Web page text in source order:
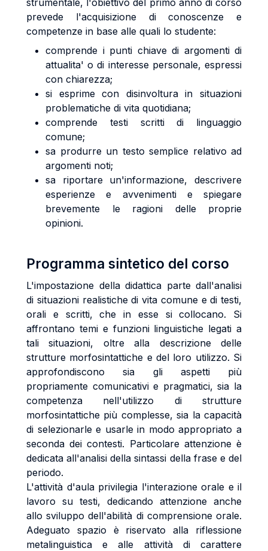
strumentale, l'obiettivo del primo anno di corso
prevede l'acquisizione di conoscenze e
competenze in base alle quali lo studente:
comprende i punti chiave di argomenti di
attualita' o di interesse personale, espressi
con chiarezza;
si esprime con disinvoltura in situazioni
problematiche di vita quotidiana;
comprende testi scritti di linguaggio
comune;
sa produrre un testo semplice relativo ad
argomenti noti;
sa riportare un'informazione, descrivere
esperienze e avvenimenti e spiegare
brevemente le ragioni delle proprie
opinioni.
Programma sintetico del corso
L'impostazione della didattica parte dall'analisi
di situazioni realistiche di vita comune e di testi,
orali e scritti, che in esse si collocano. Si
affrontano temi e funzioni linguistiche legati a
tali situazioni, oltre alla descrizione delle
strutture morfosintattiche e del loro utilizzo. Si
approfondiscono sia gli aspetti più
propriamente comunicativi e pragmatici, sia la
competenza nell'utilizzo di strutture
morfosintattiche più complesse, sia la capacità
di selezionarle e usarle in modo appropriato a
seconda dei contesti. Particolare attenzione è
dedicata all'analisi della sintassi della frase e del
periodo.
L'attività d'aula privilegia l'interazione orale e il
lavoro su testi, dedicando attenzione anche
allo sviluppo dell'abilità di comprensione orale.
Adeguato spazio è riservato alla riflessione
metalinguistica e alle attività di carattere